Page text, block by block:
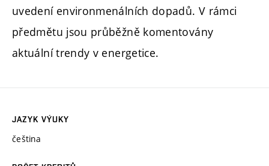
uvedení environmenálních dopadů. V rámci
předmětu jsou průběžně komentovány
aktuální trendy v energetice.
JAZYK VÝUKY
čeština